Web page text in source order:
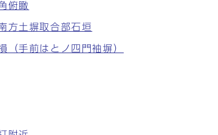
俯瞰
土塀取合部石垣
手前はとノ四門袖塀）